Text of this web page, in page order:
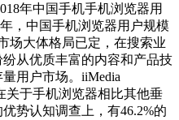
年中国手机手机浏览器用
，中国手机浏览器用户规模
场大体格局已定，在搜索业
从优质丰富的内容和产品技
用户市场。iiMedia
关于手机浏览器相比其他垂
势认知调查上，有46.2%的